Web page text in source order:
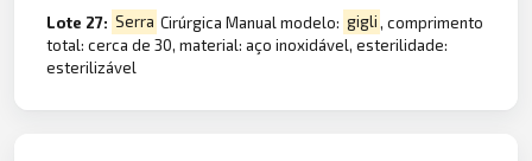
Lote 27: Serra Cirúrgica Manual modelo: gigli, comprimento
total: cerca de 30, material: aço inoxidável, esterilidade:
esterilizável